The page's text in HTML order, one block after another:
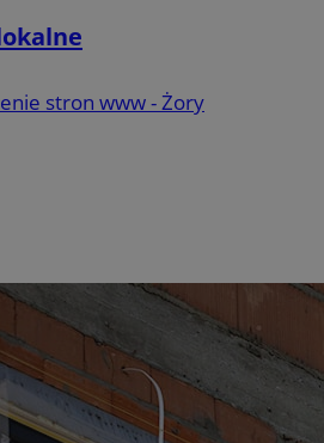
stron www - Żory